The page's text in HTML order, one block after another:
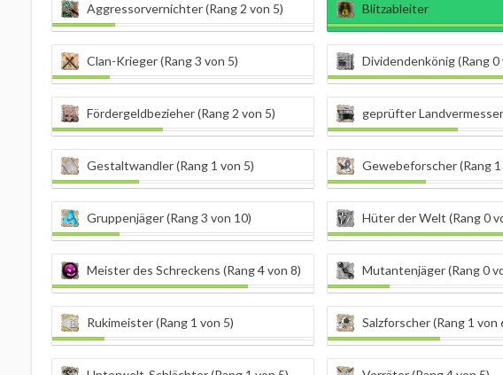
Aggressorvernichter (Rang 2 von 5) Blitzableiter
Clan-Krieger (Rang 3 von 5) Dividendenkönig (Rang 0
Fördergeldbezieher (Rang 2 von 5) geprüfter Landvermesser
Gestaltwandler (Rang 1 von 5) Gewebeforscher (Rang 1
Gruppenjäger (Rang 3 von 10) Hüter der Welt (Rang 0
Meister des Schreckens (Rang 4 von 8) Mutantenjäger (Rang 0
Rukimeister (Rang 1 von 5) Salzforscher (Rang 1 von